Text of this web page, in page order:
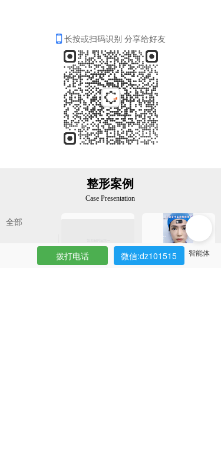
长按或扫码识别 分享给好友
整形案例
Case Presentation
全部
面部整形
拨打电话 微信:dz101515